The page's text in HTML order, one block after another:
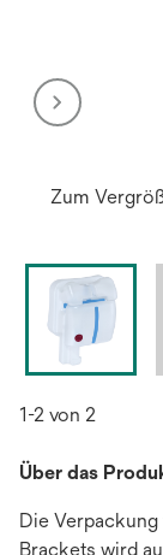
Zum
1-2 von 2
Über das
Die
Brackets wird